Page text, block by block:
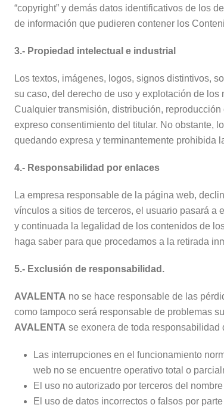
“copyright” y demás datos identificativos de los
de información que pudieren contener los
3.- Propiedad intelectual e industrial
Los textos, imágenes, logos, signos distintivos,
su caso, del derecho de uso y explotación de
Cualquier transmisión, distribución,
expreso consentimiento del titular. No obstante,
quedando expresa y terminantemente prohibida
4.- Responsabilidad por enlaces
La empresa responsable de la página web,
vínculos a sitios de terceros, el usuario pasará a
y continuada la legalidad de los contenidos de
haga saber para que procedamos a la retirada
5.- Exclusión de responsabilidad.
AVALENTA no se hace responsable de las
como tampoco será responsable de problemas
AVALENTA se exonera de toda responsabilidad
Las interrupciones en el funcionamiento
web no se encuentre operativo total o
El uso no autorizado por terceros del
El uso de datos incorrectos o falsos por